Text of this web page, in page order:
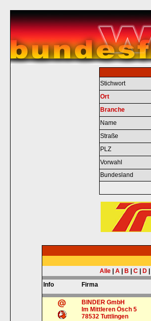
Stichwort
Ort
Branche
Name
Straße
PLZ
Vorwahl
Bundesland
Alle
A B C D
Info
Firma
BINDER GmbH
Im Mittleren Ösch 5
78532 Tuttlingen